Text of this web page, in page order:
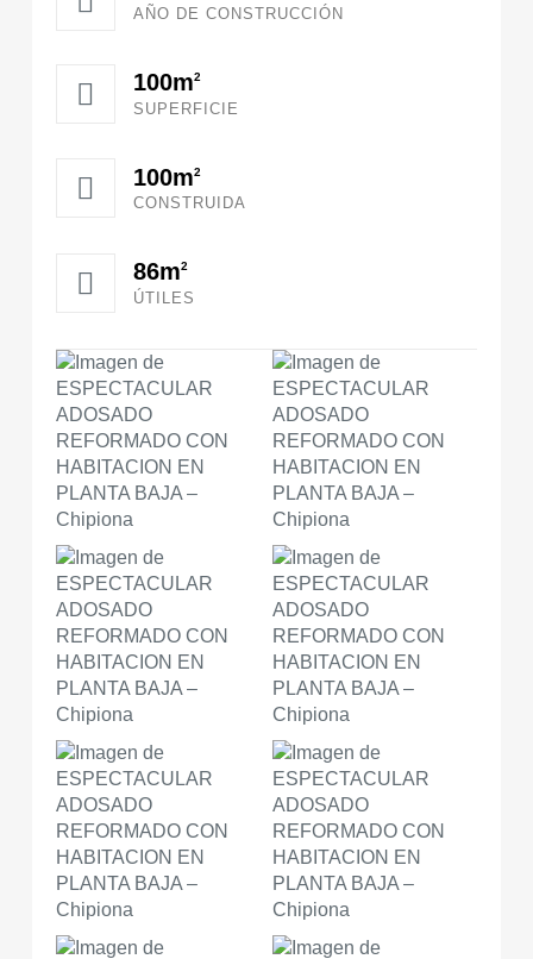
AÑO DE CONSTRUCCIÓN
100m2
SUPERFICIE
100m2
CONSTRUIDA
86m2
ÚTILES